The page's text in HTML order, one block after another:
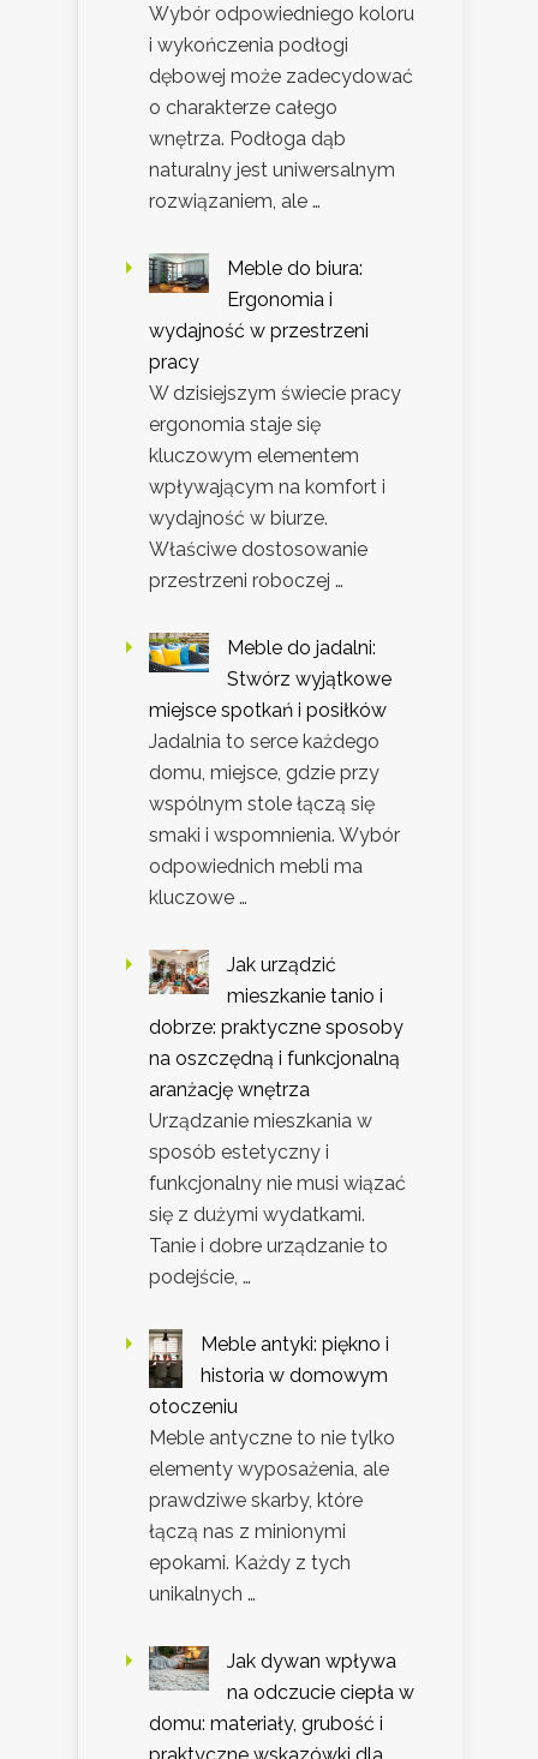
Wybór odpowiedniego koloru
i wykończenia podłogi
dębowej może zadecydować
o charakterze całego
wnętrza. Podłoga dąb
naturalny jest uniwersalnym
rozwiązaniem, ale …
Meble do biura:
Ergonomia i
wydajność w przestrzeni
pracy
W dzisiejszym świecie pracy
ergonomia staje się
kluczowym elementem
wpływającym na komfort i
wydajność w biurze.
Właściwe dostosowanie
przestrzeni roboczej …
Meble do jadalni:
Stwórz wyjątkowe
miejsce spotkań i posiłków
Jadalnia to serce każdego
domu, miejsce, gdzie przy
wspólnym stole łączą się
smaki i wspomnienia. Wybór
odpowiednich mebli ma
kluczowe …
Jak urządzić
mieszkanie tanio i
dobrze: praktyczne sposoby
na oszczędną i funkcjonalną
aranżację wnętrza
Urządzanie mieszkania w
sposób estetyczny i
funkcjonalny nie musi wiązać
się z dużymi wydatkami.
Tanie i dobre urządzanie to
podejście, …
Meble antyki: piękno i
historia w domowym
otoczeniu
Meble antyczne to nie tylko
elementy wyposażenia, ale
prawdziwe skarby, które
łączą nas z minionymi
epokami. Każdy z tych
unikalnych …
Jak dywan wpływa
na odczucie ciepła w
domu: materiały, grubość i
praktyczne wskazówki dla